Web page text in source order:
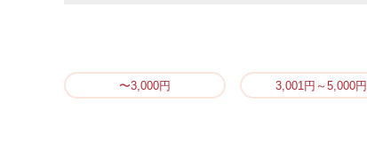
〜3,000円 3,001円～5,000円